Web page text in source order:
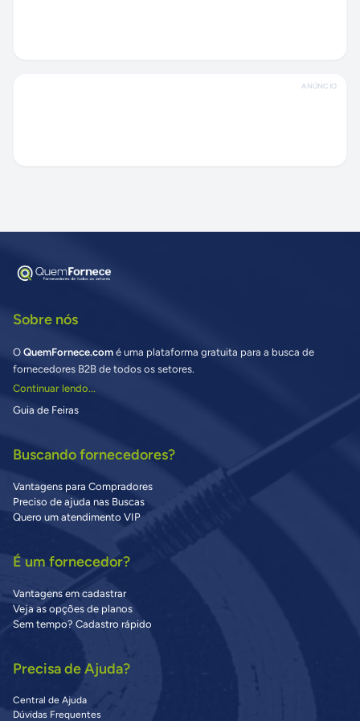
ANÚNCIO
Sobre nós
O QuemFornece.com é uma plataforma gratuita para a busca de
fornecedores B2B de todos os setores.
Continuar lendo...
Guia de Feiras
Buscando fornecedores?
Vantagens para Compradores
Preciso de ajuda nas Buscas
Quero um atendimento VIP
É um fornecedor?
Vantagens em cadastrar
Veja as opções de planos
Sem tempo? Cadastro rápido
Precisa de Ajuda?
Central de Ajuda
Dúvidas Frequentes